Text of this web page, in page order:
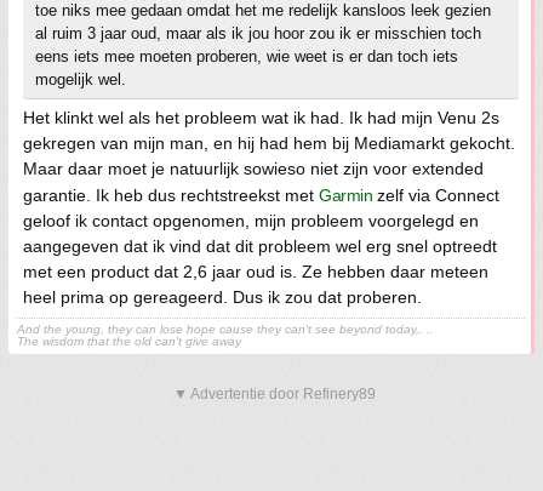
toe niks mee gedaan omdat het me redelijk kansloos leek gezien
al ruim 3 jaar oud, maar als ik jou hoor zou ik er misschien toch
eens iets mee moeten proberen, wie weet is er dan toch iets
mogelijk wel.
Het klinkt wel als het probleem wat ik had. Ik had mijn Venu 2s
gekregen van mijn man, en hij had hem bij Mediamarkt gekocht.
Maar daar moet je natuurlijk sowieso niet zijn voor extended
garantie. Ik heb dus rechtstreekst met Garmin zelf via Connect
geloof ik contact opgenomen, mijn probleem voorgelegd en
aangegeven dat ik vind dat dit probleem wel erg snel optreedt
met een product dat 2,6 jaar oud is. Ze hebben daar meteen
heel prima op gereageerd. Dus ik zou dat proberen.
And the young, they can lose hope cause they can't see beyond today,. ..
The wisdom that the old can't give away
▼ Advertentie door Refinery89